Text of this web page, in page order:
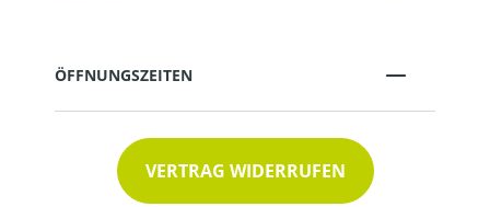
ÖFFNUNGSZEITEN
VERTRAG WIDERRUFEN